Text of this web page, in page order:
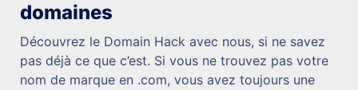
domaines
Découvrez le Domain Hack avec nous, si ne savez
pas déjà ce que c’est. Si vous ne trouvez pas votre
nom de marque en .com, vous avez toujours une